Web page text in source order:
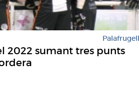
Palafrugell
2022 sumant tres punts